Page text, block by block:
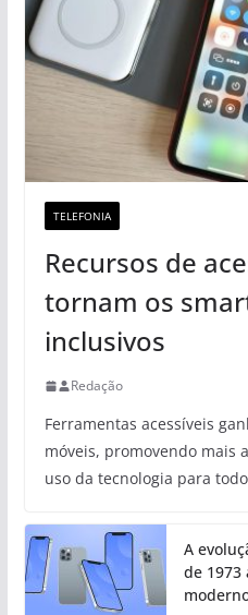
TELEFONIA
Recursos de
tornam os
inclusivos
Redação
Ferramentas acessíveis
móveis, promovendo mais
uso da tecnologia para
A
de 1973